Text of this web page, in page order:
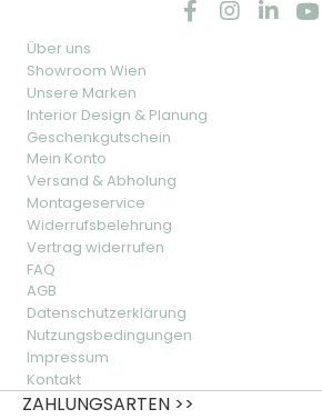
Über uns
Showroom Wien
Unsere Marken
Interior Design & Planung
Geschenkgutschein
Mein Konto
Versand & Abholung
Montageservice
Widerrufsbelehrung
Vertrag widerrufen
FAQ
AGB
Datenschutzerklärung
Nutzungsbedingungen
Impressum
Kontakt
ZAHLUNGSARTEN >>